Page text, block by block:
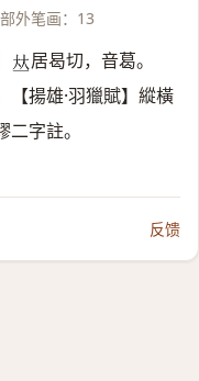
外笔画：13
𠀤居曷切，音葛。
【揚雄·羽獵賦】縱橫
字註。
反馈